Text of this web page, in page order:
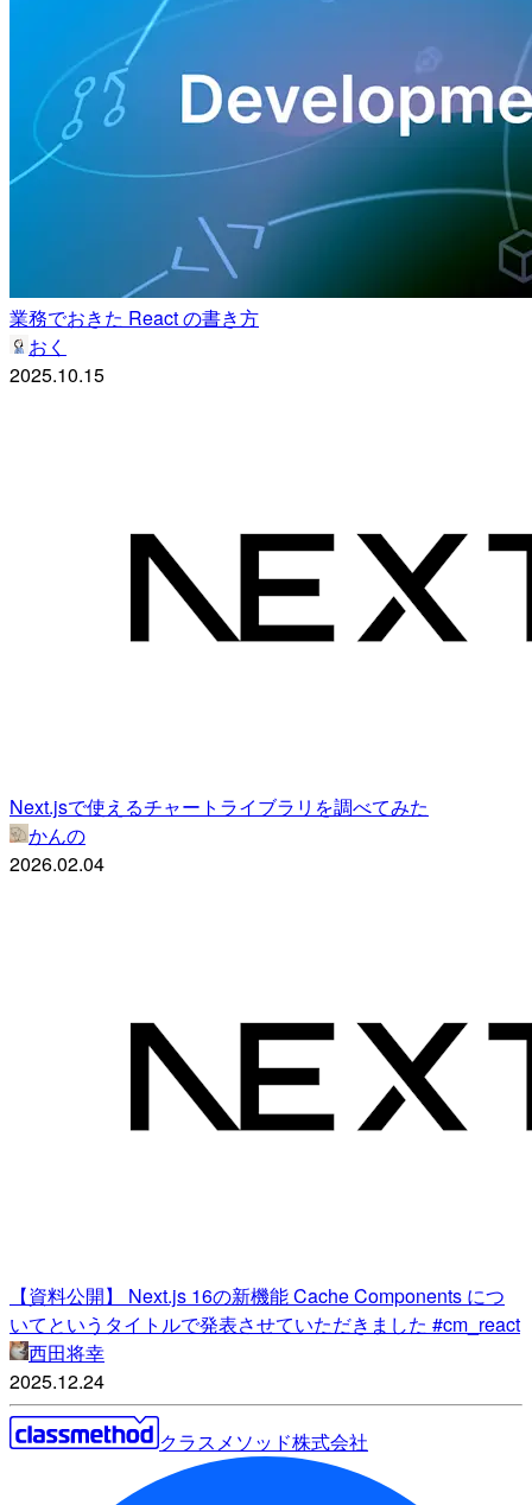
業務でおきた React の書き方
おく
2025.10.15
Next.jsで使えるチャートライブラリを調べてみた
かんの
2026.02.04
【資料公開】 Next.js 16の新機能 Cache Components につ
いてというタイトルで発表させていただきました #cm_react
西田将幸
2025.12.24
クラスメソッド株式会社